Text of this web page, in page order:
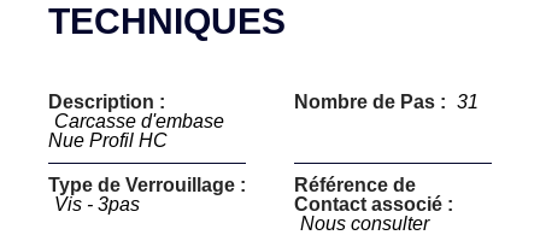
TECHNIQUES
Description :
Carcasse d'embase
Nue Profil HC
Nombre de Pas : 31
Type de Verrouillage :
Vis - 3pas
Référence de
Contact associé :
Nous consulter